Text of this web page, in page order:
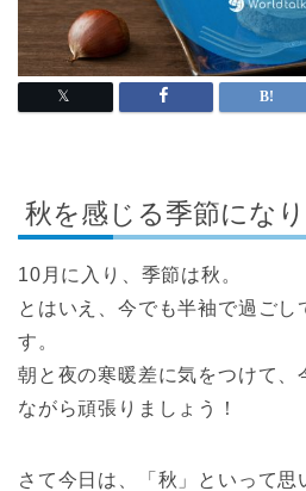
秋を感じる季節にな
10月に入り、季節は秋。
とはいえ、今でも半袖で過ごし
す。
朝と夜の寒暖差に気をつけて、
ながら頑張りましょう！
さて今日は、「秋」といって思